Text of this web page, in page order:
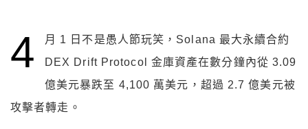
4
月 1 日不是愚人節玩笑，Solana 最大永續合約
DEX Drift Protocol 金庫資產在數分鐘內從 3.09
億美元暴跌至 4,100 萬美元，超過 2.7 億美元被
攻擊者轉走。